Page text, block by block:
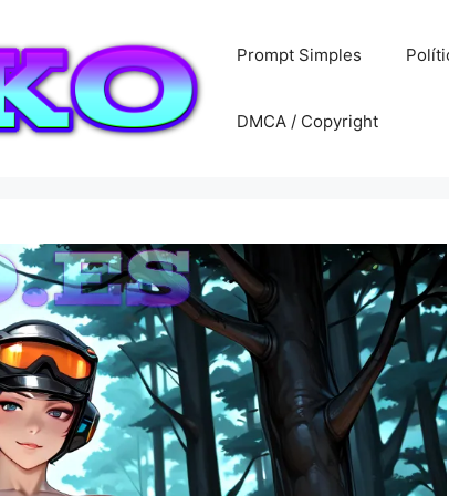
Prompt Simples
DMCA / Copyright